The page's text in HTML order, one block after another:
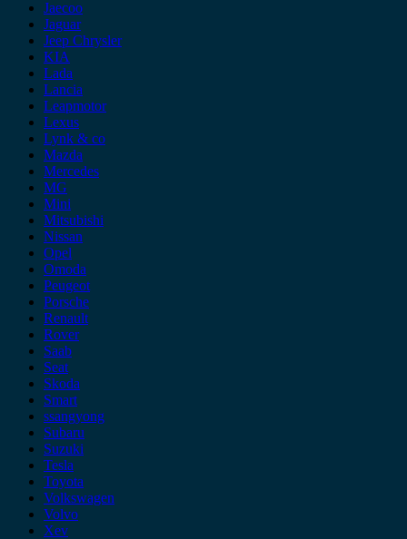
Jaecoo
Jaguar
Jeep Chrysler
KIA
Lada
Lancia
Leapmotor
Lexus
Lynk & co
Mazda
Mercedes
MG
Mini
Mitsubishi
Nissan
Opel
Omoda
Peugeot
Porsche
Renault
Rover
Saab
Seat
Skoda
Smart
ssangyong
Subaru
Suzuki
Tesla
Toyota
Volkswagen
Volvo
Xev